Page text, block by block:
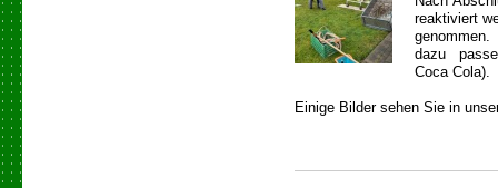
reaktiviert
dazu
Coca Cola).
Einige Bilder sehen Sie in